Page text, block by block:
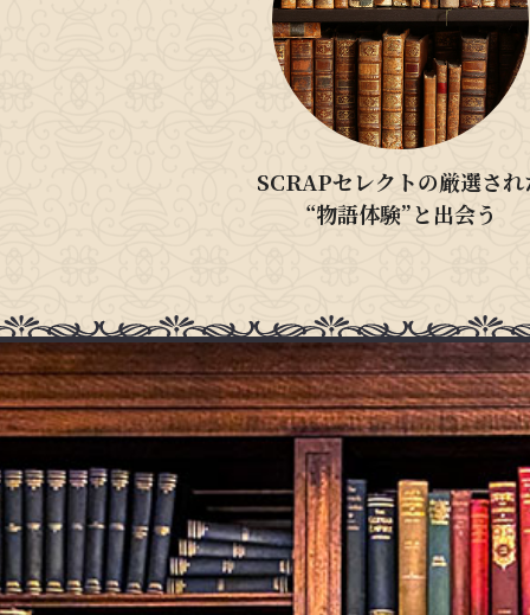
SCRAPセレクトの厳選され
“物語体験”と出会う